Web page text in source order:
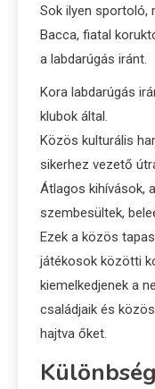
Sok ilyen sportoló,
Bacca, fiatal
a labdarúgás iránt.
Kora labdarúgás
klubok által.
Közös kulturális
sikerhez vezető
Átlagos kihívások,
szembesültek,
Ezek a közös
játékosok közötti
kiemelkedjenek a
családjaik és
hajtva őket.